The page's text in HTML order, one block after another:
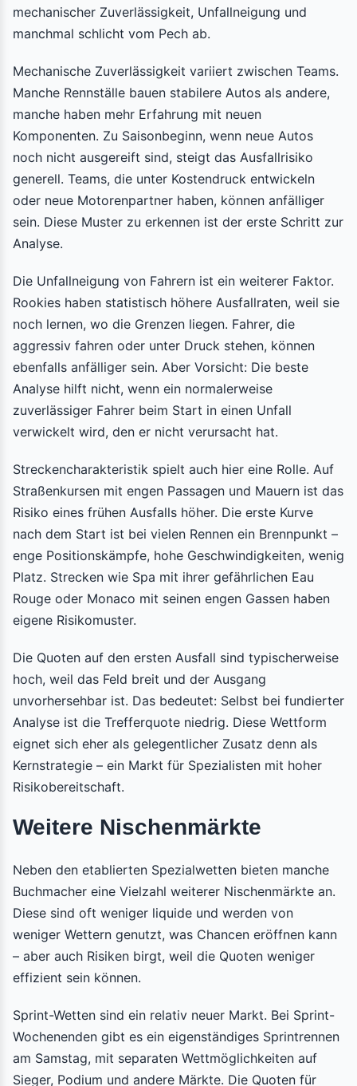
mechanischer Zuverlässigkeit, Unfallneigung und
manchmal schlicht vom Pech ab.
Mechanische Zuverlässigkeit variiert zwischen Teams.
Manche Rennställe bauen stabilere Autos als andere,
manche haben mehr Erfahrung mit neuen
Komponenten. Zu Saisonbeginn, wenn neue Autos
noch nicht ausgereift sind, steigt das Ausfallrisiko
generell. Teams, die unter Kostendruck entwickeln
oder neue Motorenpartner haben, können anfälliger
sein. Diese Muster zu erkennen ist der erste Schritt zur
Analyse.
Die Unfallneigung von Fahrern ist ein weiterer Faktor.
Rookies haben statistisch höhere Ausfallraten, weil sie
noch lernen, wo die Grenzen liegen. Fahrer, die
aggressiv fahren oder unter Druck stehen, können
ebenfalls anfälliger sein. Aber Vorsicht: Die beste
Analyse hilft nicht, wenn ein normalerweise
zuverlässiger Fahrer beim Start in einen Unfall
verwickelt wird, den er nicht verursacht hat.
Streckencharakteristik spielt auch hier eine Rolle. Auf
Straßenkursen mit engen Passagen und Mauern ist das
Risiko eines frühen Ausfalls höher. Die erste Kurve
nach dem Start ist bei vielen Rennen ein Brennpunkt –
enge Positionskämpfe, hohe Geschwindigkeiten, wenig
Platz. Strecken wie Spa mit ihrer gefährlichen Eau
Rouge oder Monaco mit seinen engen Gassen haben
eigene Risikomuster.
Die Quoten auf den ersten Ausfall sind typischerweise
hoch, weil das Feld breit und der Ausgang
unvorhersehbar ist. Das bedeutet: Selbst bei fundierter
Analyse ist die Trefferquote niedrig. Diese Wettform
eignet sich eher als gelegentlicher Zusatz denn als
Kernstrategie – ein Markt für Spezialisten mit hoher
Risikobereitschaft.
Weitere Nischenmärkte
Neben den etablierten Spezialwetten bieten manche
Buchmacher eine Vielzahl weiterer Nischenmärkte an.
Diese sind oft weniger liquide und werden von
weniger Wettern genutzt, was Chancen eröffnen kann
– aber auch Risiken birgt, weil die Quoten weniger
effizient sein können.
Sprint-Wetten sind ein relativ neuer Markt. Bei Sprint-
Wochenenden gibt es ein eigenständiges Sprintrennen
am Samstag, mit separaten Wettmöglichkeiten auf
Sieger, Podium und andere Märkte. Die Quoten für